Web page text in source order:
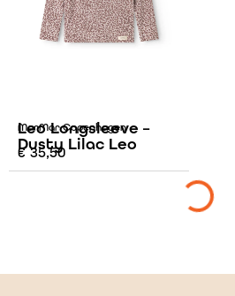
MarMar Copenhagen
Leo Longsleeve –
Dusty Lilac Leo
€35,50